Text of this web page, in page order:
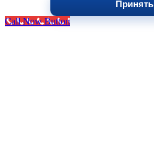
Принять
Call Now Button